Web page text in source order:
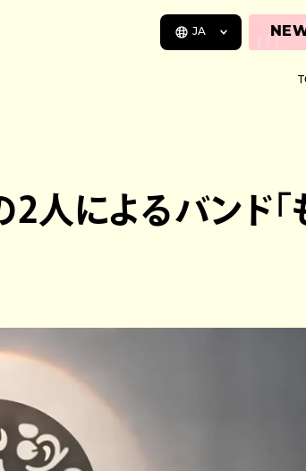
JA
人によるバンド「